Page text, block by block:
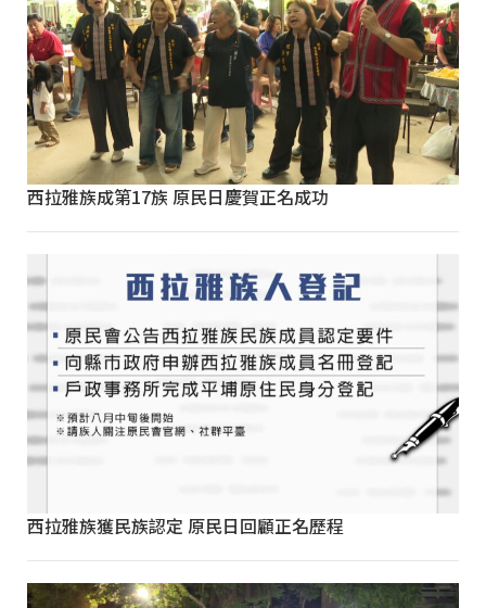
西拉雅族成第17族 原民日慶賀正名成功
西拉雅族獲民族認定 原民日回顧正名歷程